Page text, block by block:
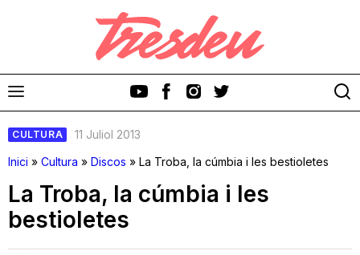
CULTURA
11 Juliol 2013
Inici » Cultura » Discos » La Troba, la cúmbia i les bestioletes
La Troba, la cúmbia i les
bestioletes